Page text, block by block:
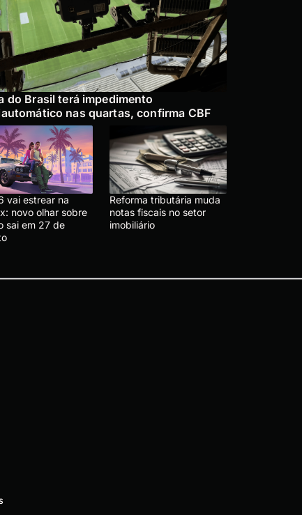
do Brasil terá impedimento
nas quartas, confirma CBF
vai estrear na
novo olhar sobre
sai em 27 de
Reforma tributária muda
notas fiscais no setor
imobiliário